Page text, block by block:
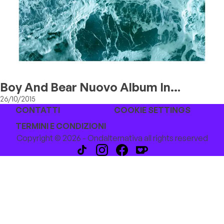
Boy And Bear Nuovo Album In
Streaming
26/10/2015
CONTATTI
COOKIE SETTINGS
TERMINI E CONDIZIONI
Copyright © 2026 - Ondalternativa all rights reserved